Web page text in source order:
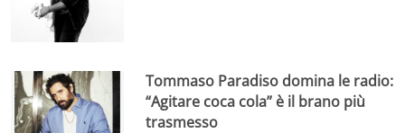
Tommaso Paradiso domina le radio:
“Agitare coca cola” è il brano più
trasmesso